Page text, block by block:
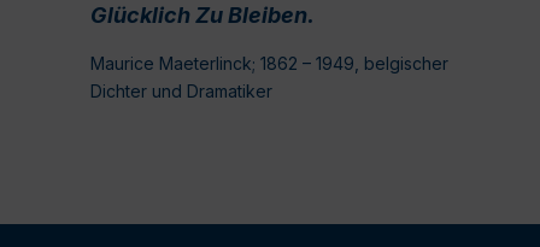
Glücklich Zu Bleiben.
Maurice Maeterlinck; 1862 – 1949, belgischer
Dichter und Dramatiker